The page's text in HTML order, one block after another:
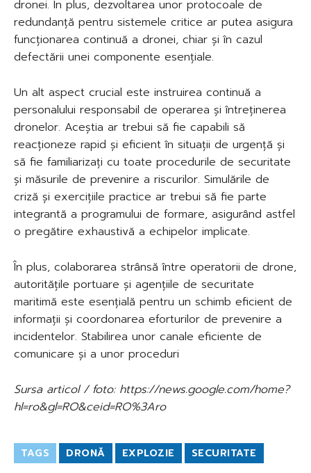
dronei. În plus, dezvoltarea unor protocoale de
redundanță pentru sistemele critice ar putea asigura
funcționarea continuă a dronei, chiar și în cazul
defectării unei componente esențiale.
Un alt aspect crucial este instruirea continuă a
personalului responsabil de operarea și întreținerea
dronelor. Aceștia ar trebui să fie capabili să
reacționeze rapid și eficient în situații de urgență și
să fie familiarizați cu toate procedurile de securitate
și măsurile de prevenire a riscurilor. Simulările de
criză și exercițiile practice ar trebui să fie parte
integrantă a programului de formare, asigurând astfel
o pregătire exhaustivă a echipelor implicate.
În plus, colaborarea strânsă între operatorii de drone,
autoritățile portuare și agențiile de securitate
maritimă este esențială pentru un schimb eficient de
informații și coordonarea eforturilor de prevenire a
incidentelor. Stabilirea unor canale eficiente de
comunicare și a unor proceduri
Sursa articol / foto: https://news.google.com/home?
hl=ro&gl=RO&ceid=RO%3Aro
TAGS DRONĂ EXPLOZIE SECURITATE